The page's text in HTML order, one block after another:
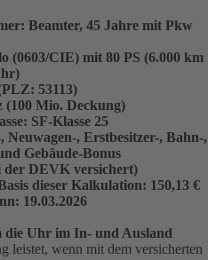
: Beamter, 45 Jahre mit Pkw
(0603/CIE) mit 80 PS (6.000 km
53113)
(100 Mio. Deckung)
: SF-Klasse 25
Neuwagen-, Erstbesitzer-, Bahn-,
Gebäude-Bonus
der DEVK versichert)
dieser Kalkulation: 150,13 €
: 19.03.2026
die Uhr im In- und Ausland
leistet, wenn mit dem versicherten